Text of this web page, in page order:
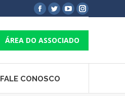
Facebook
opens
in
new
window
Twitter
opens
in
new
window
YouTube
opens
in
new
Instagram
in
new
ÁREA DO ASSOCIADO
FALE CONOSCO